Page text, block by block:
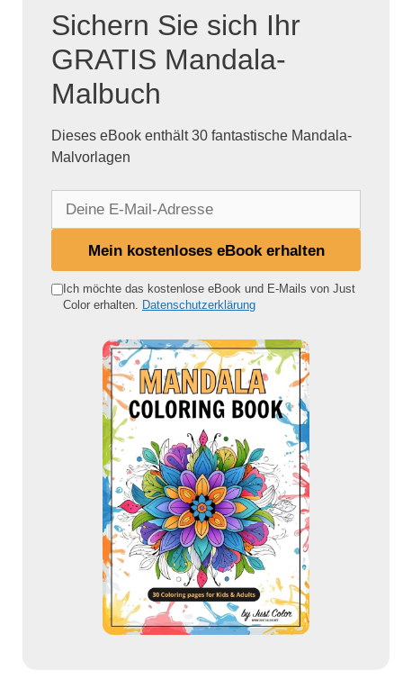
Sichern Sie sich Ihr
GRATIS Mandala-
Malbuch
Dieses eBook enthält 30 fantastische Mandala-
Malvorlagen
e
Mein kostenloses eBook erhalten
Ich möchte das kostenlose eBook und E-Mails von Just
Color erhalten.
Datenschutzerklärung